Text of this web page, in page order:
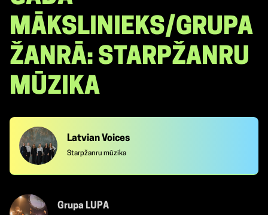
MĀKSLINIEKS/GRUPA
ŽANRĀ: STARPŽANRU
MŪZIKA
Latvian Voices
Starpžanru mūzika
Grupa LUPA